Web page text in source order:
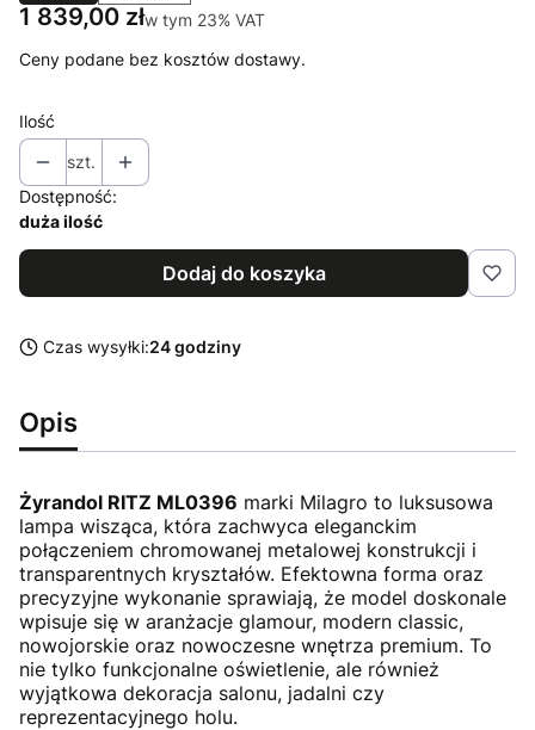
Cena
1 839,00 złw tym 23% VAT
w tym 23% VAT
Ceny podane bez kosztów dostawy.
Ilość
szt.
Dostępność:
duża ilość
Dodaj do koszyka
Czas wysyłki:24 godziny
Opis
Żyrandol RITZ ML0396 marki Milagro to luksusowa
lampa wisząca, która zachwyca eleganckim
połączeniem chromowanej metalowej konstrukcji i
transparentnych kryształów. Efektowna forma oraz
precyzyjne wykonanie sprawiają, że model doskonale
wpisuje się w aranżacje glamour, modern classic,
nowojorskie oraz nowoczesne wnętrza premium. To
nie tylko funkcjonalne oświetlenie, ale również
wyjątkowa dekoracja salonu, jadalni czy
reprezentacyjnego holu.